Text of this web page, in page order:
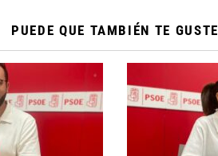
PUEDE QUE TAMBIÉN TE GUSTE